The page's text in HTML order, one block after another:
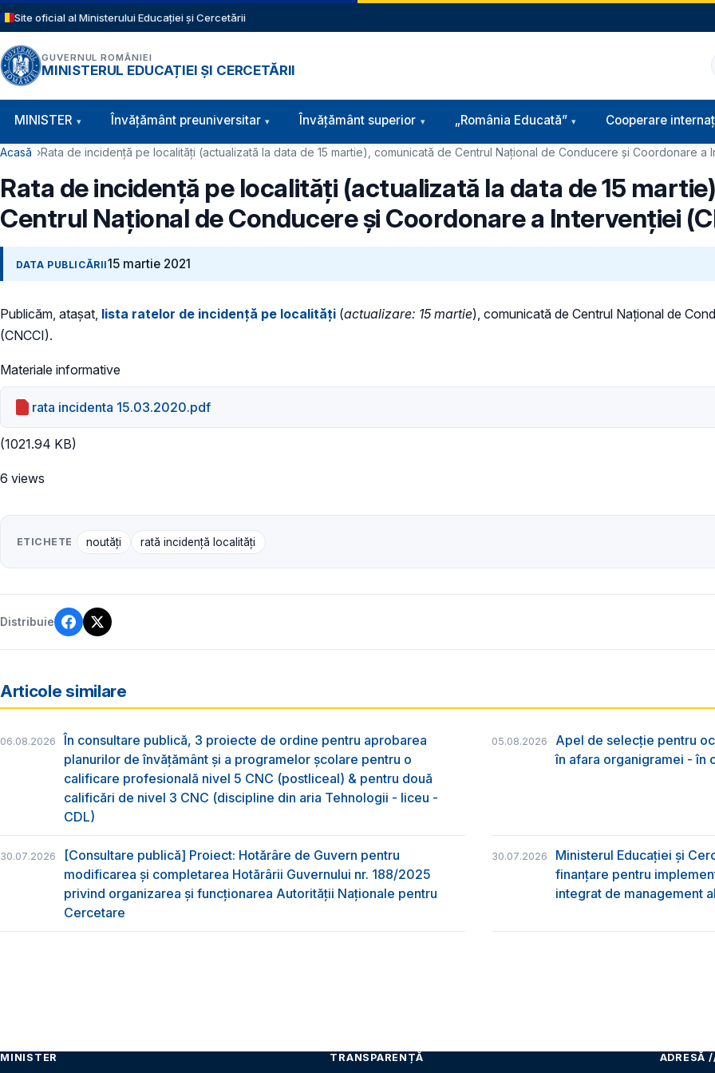
Sari la conținutul principal
Site oficial al Ministerului Educației și Cercetării
GUVERNUL ROMÂNIEI
MINISTERUL EDUCAȚIEI ȘI CERCETĂRII
Navigație principală
MINISTER Învăţământ preuniversitar Învățământ superior „România Educată” Cooperare
Cale de navigare
Acasă Rata de incidență pe localități (actualizată la data de 15 martie), comunicată de Centrul Național de Conducere și Coordonare a
Rata de incidență pe localități (actualizată la data de 15
Centrul Național de Conducere și Coordonare a Intervenției
DATA PUBLICĂRII15 martie 2021
Publicăm, atașat, lista ratelor de incidență pe localități (actualizare: 15 martie), comunicată de Centrul Național de
(CNCCI).
Materiale informative
rata incidenta 15.03.2020.pdf
(1021.94 KB)
6 views
ETICHETE noutăți rată incidență localități
Distribuie
Articole similare
06.08.2026
În consultare publică, 3 proiecte de ordine pentru aprobarea
planurilor de învățământ și a programelor școlare pentru o
calificare profesională nivel 5 CNC (postliceal) & pentru două
calificări de nivel 3 CNC (discipline din aria Tehnologii - liceu -
CDL)
05.08.2026
Apel de selecție pentru
în afara organigramei - în
30.07.2026
[Consultare publică] Proiect: Hotărâre de Guvern pentru
modificarea și completarea Hotărârii Guvernului nr. 188/2025
privind organizarea şi funcţionarea Autorităţii Naţionale pentru
Cercetare
30.07.2026
Ministerul Educației și
finanțare pentru
integrat de management
MINISTER TRANSPARENȚĂ ADRESĂ